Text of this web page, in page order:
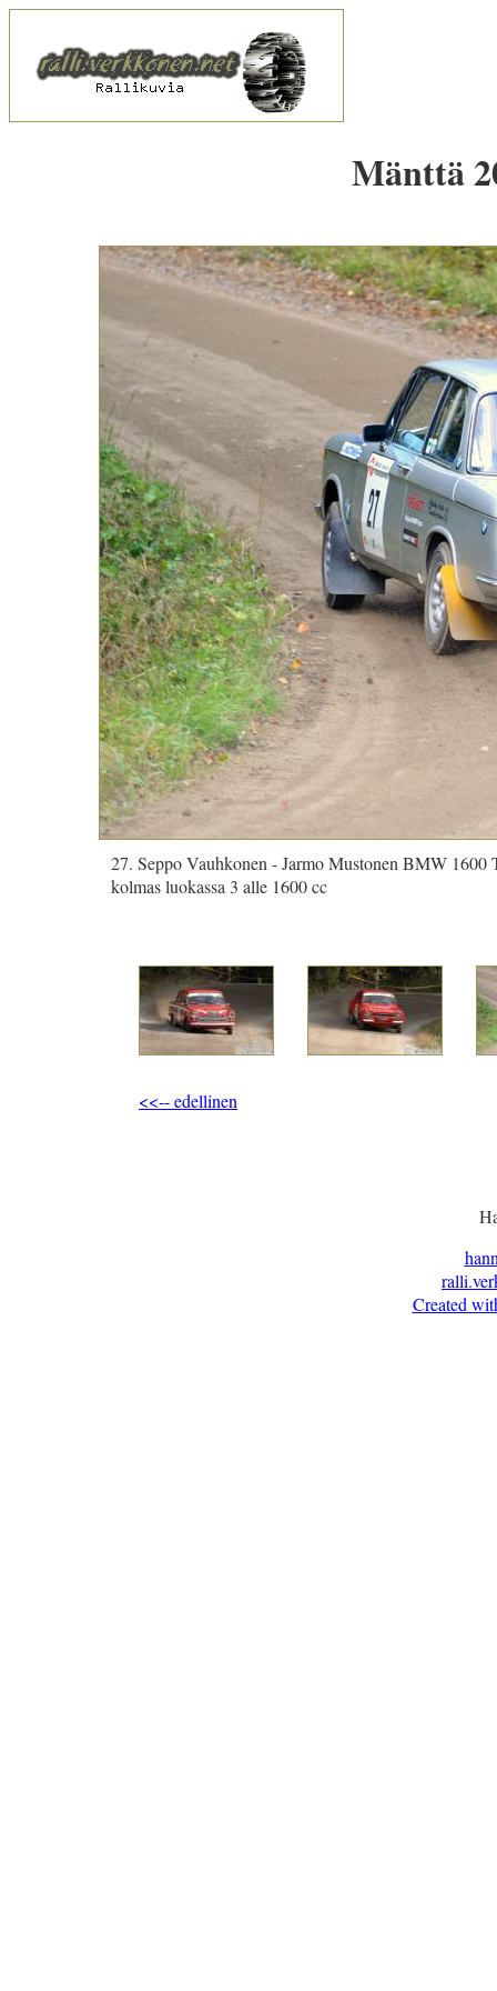
Mänttä
27. Seppo Vauhkonen - Jarmo Mustonen BMW 1600
kolmas luokassa 3 alle 1600 cc
<<-- edellinen
Created